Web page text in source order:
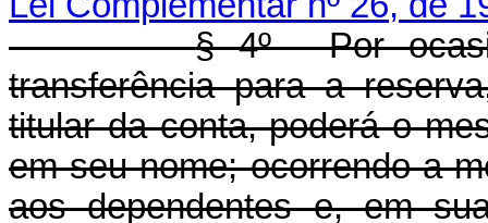
§ 4º - Por
transferência para a
titular da conta, poderá o
em seu nome; ocorrendo a
aos dependentes e, em